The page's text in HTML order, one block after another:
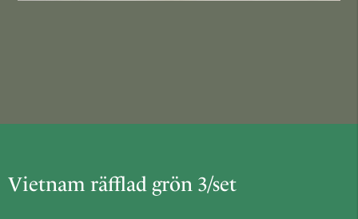
Vietnam räfflad grön 3/set